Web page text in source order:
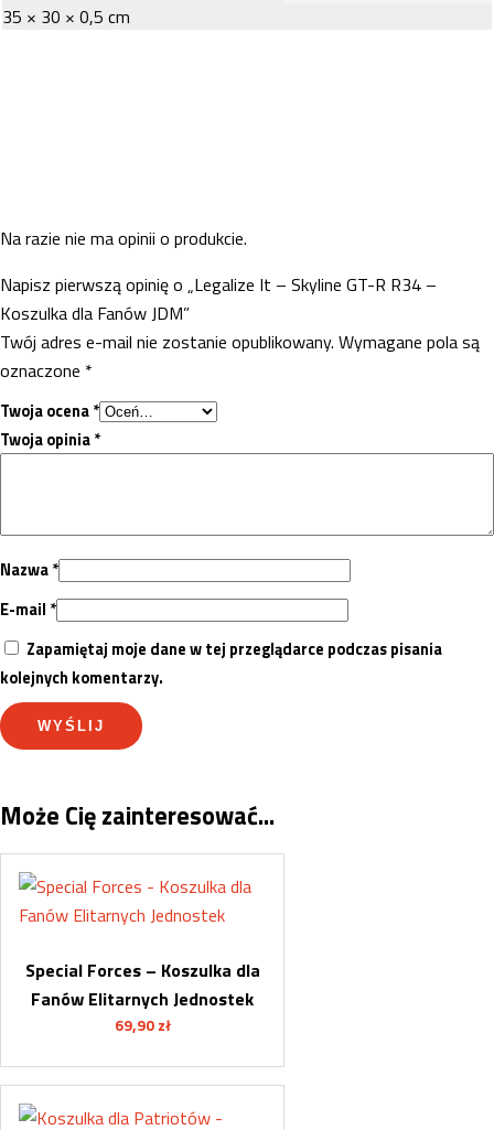
35 × 30 × 0,5 cm
Na razie nie ma opinii o produkcie.
Napisz pierwszą opinię o „Legalize It – Skyline GT-R R34 –
Koszulka dla Fanów JDM”
Twój adres e-mail nie zostanie opublikowany. Wymagane pola są
oznaczone *
Twoja ocena*
Twoja opinia*
Nazwa*
E-mail *
Zapamiętaj moje dane w tej przeglądarce podczas pisania
kolejnych komentarzy.
Może Cię zainteresować...
Special Forces – Koszulka dla
Fanów Elitarnych Jednostek
69,90 zł